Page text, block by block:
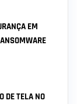
EM
DE TELA NO